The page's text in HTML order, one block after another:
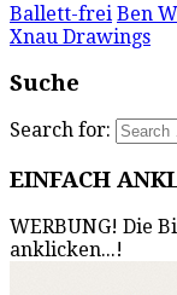
Ballett-frei Ben
Xnau Drawings
Suche
Search for:
EINFACH
WERBUNG! Die
anklicken...!